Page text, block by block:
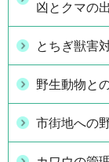
凶とクマの
とちぎ獣害
野生動物と
市街地への